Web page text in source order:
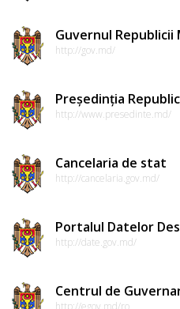
Guvernul Republicii
http://gov.md/
Președinția
http://www.presedinte.md/
Cancelaria de stat
http://cancelaria.gov.md/
Portalul Datelor
http://date.gov.md/
Centrul de
http://egov.md/ro